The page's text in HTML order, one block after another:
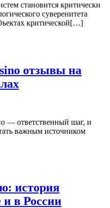
становится критически
суверенитета
критической[…]
отзывы на
— ответственный шаг, и
важным источником
история
в России